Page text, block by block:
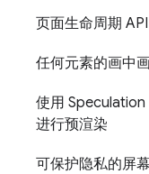
页面生命周期 API
任何元素的画中
使用 Speculation
进行预渲染
可保护隐私的屏